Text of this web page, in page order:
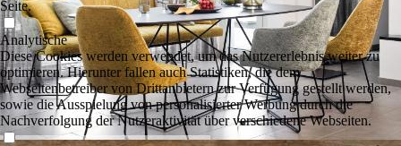
Seite.
Analytische
Diese Cookies werden verwendet, um das Nutzererlebnis weiter zu
optimieren. Hierunter fallen auch Statistiken, die dem
Webseitenbetreiber von Drittanbietern zur Verfügung gestellt werden,
sowie die Ausspielung von personalisierter Werbung durch die
Nachverfolgung der Nutzeraktivität über verschiedene Webseiten.